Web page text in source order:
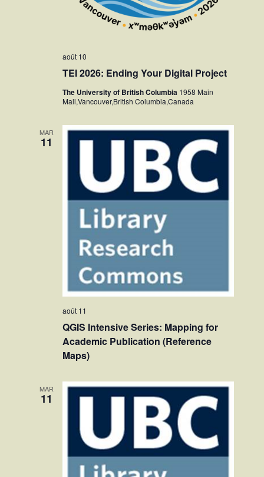
TEI 2026: Ending Your Digital Project
août 10
The University of British Columbia 1958 Main
Mall,Vancouver,British Columbia,Canada
MAR
11
QGIS Intensive Series: Mapping for
Academic Publication (Reference
Maps)
août 11
MAR
11